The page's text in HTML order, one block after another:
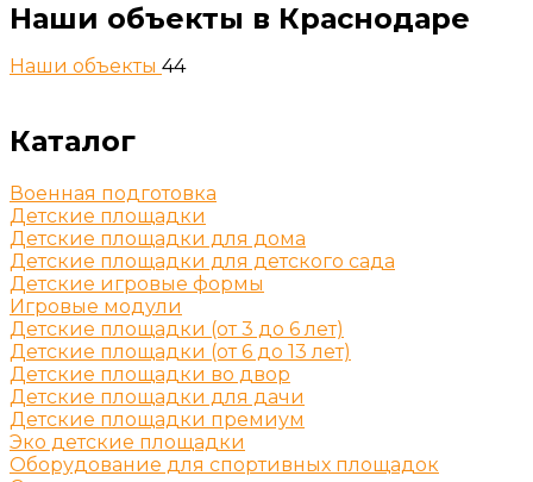
Наши объекты в Краснодаре
Наши объекты 44
Каталог
Военная подготовка
Детские площадки
Детские площадки для дома
Детские площадки для детского сада
Детские игровые формы
Игровые модули
Детские площадки (от 3 до 6 лет)
Детские площадки (от 6 до 13 лет)
Детские площадки во двор
Детские площадки для дачи
Детские площадки премиум
Эко детские площадки
Оборудование для спортивных площадок